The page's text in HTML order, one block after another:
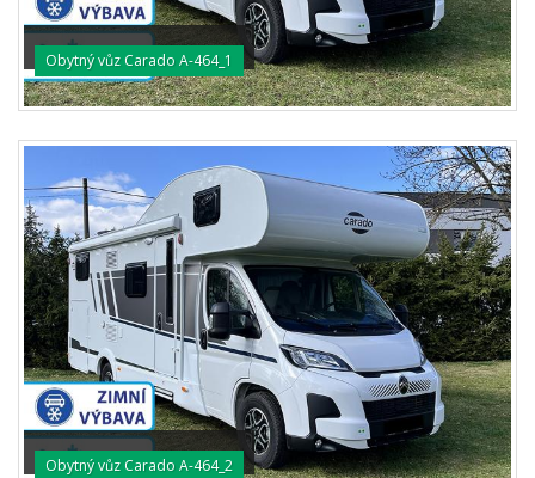
Obytný vůz Carado A-464_1
Obytný vůz Carado A-464_2